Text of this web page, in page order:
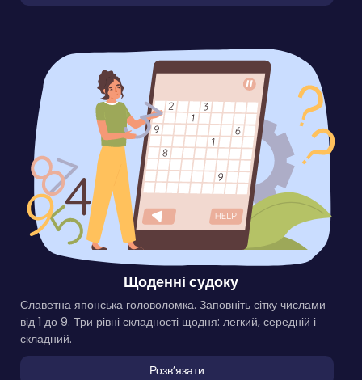
Щоденні судоку
Славетна японська головоломка. Заповніть сітку числами
від 1 до 9. Три рівні складності щодня: легкий, середній і
складний.
Розвʼязати